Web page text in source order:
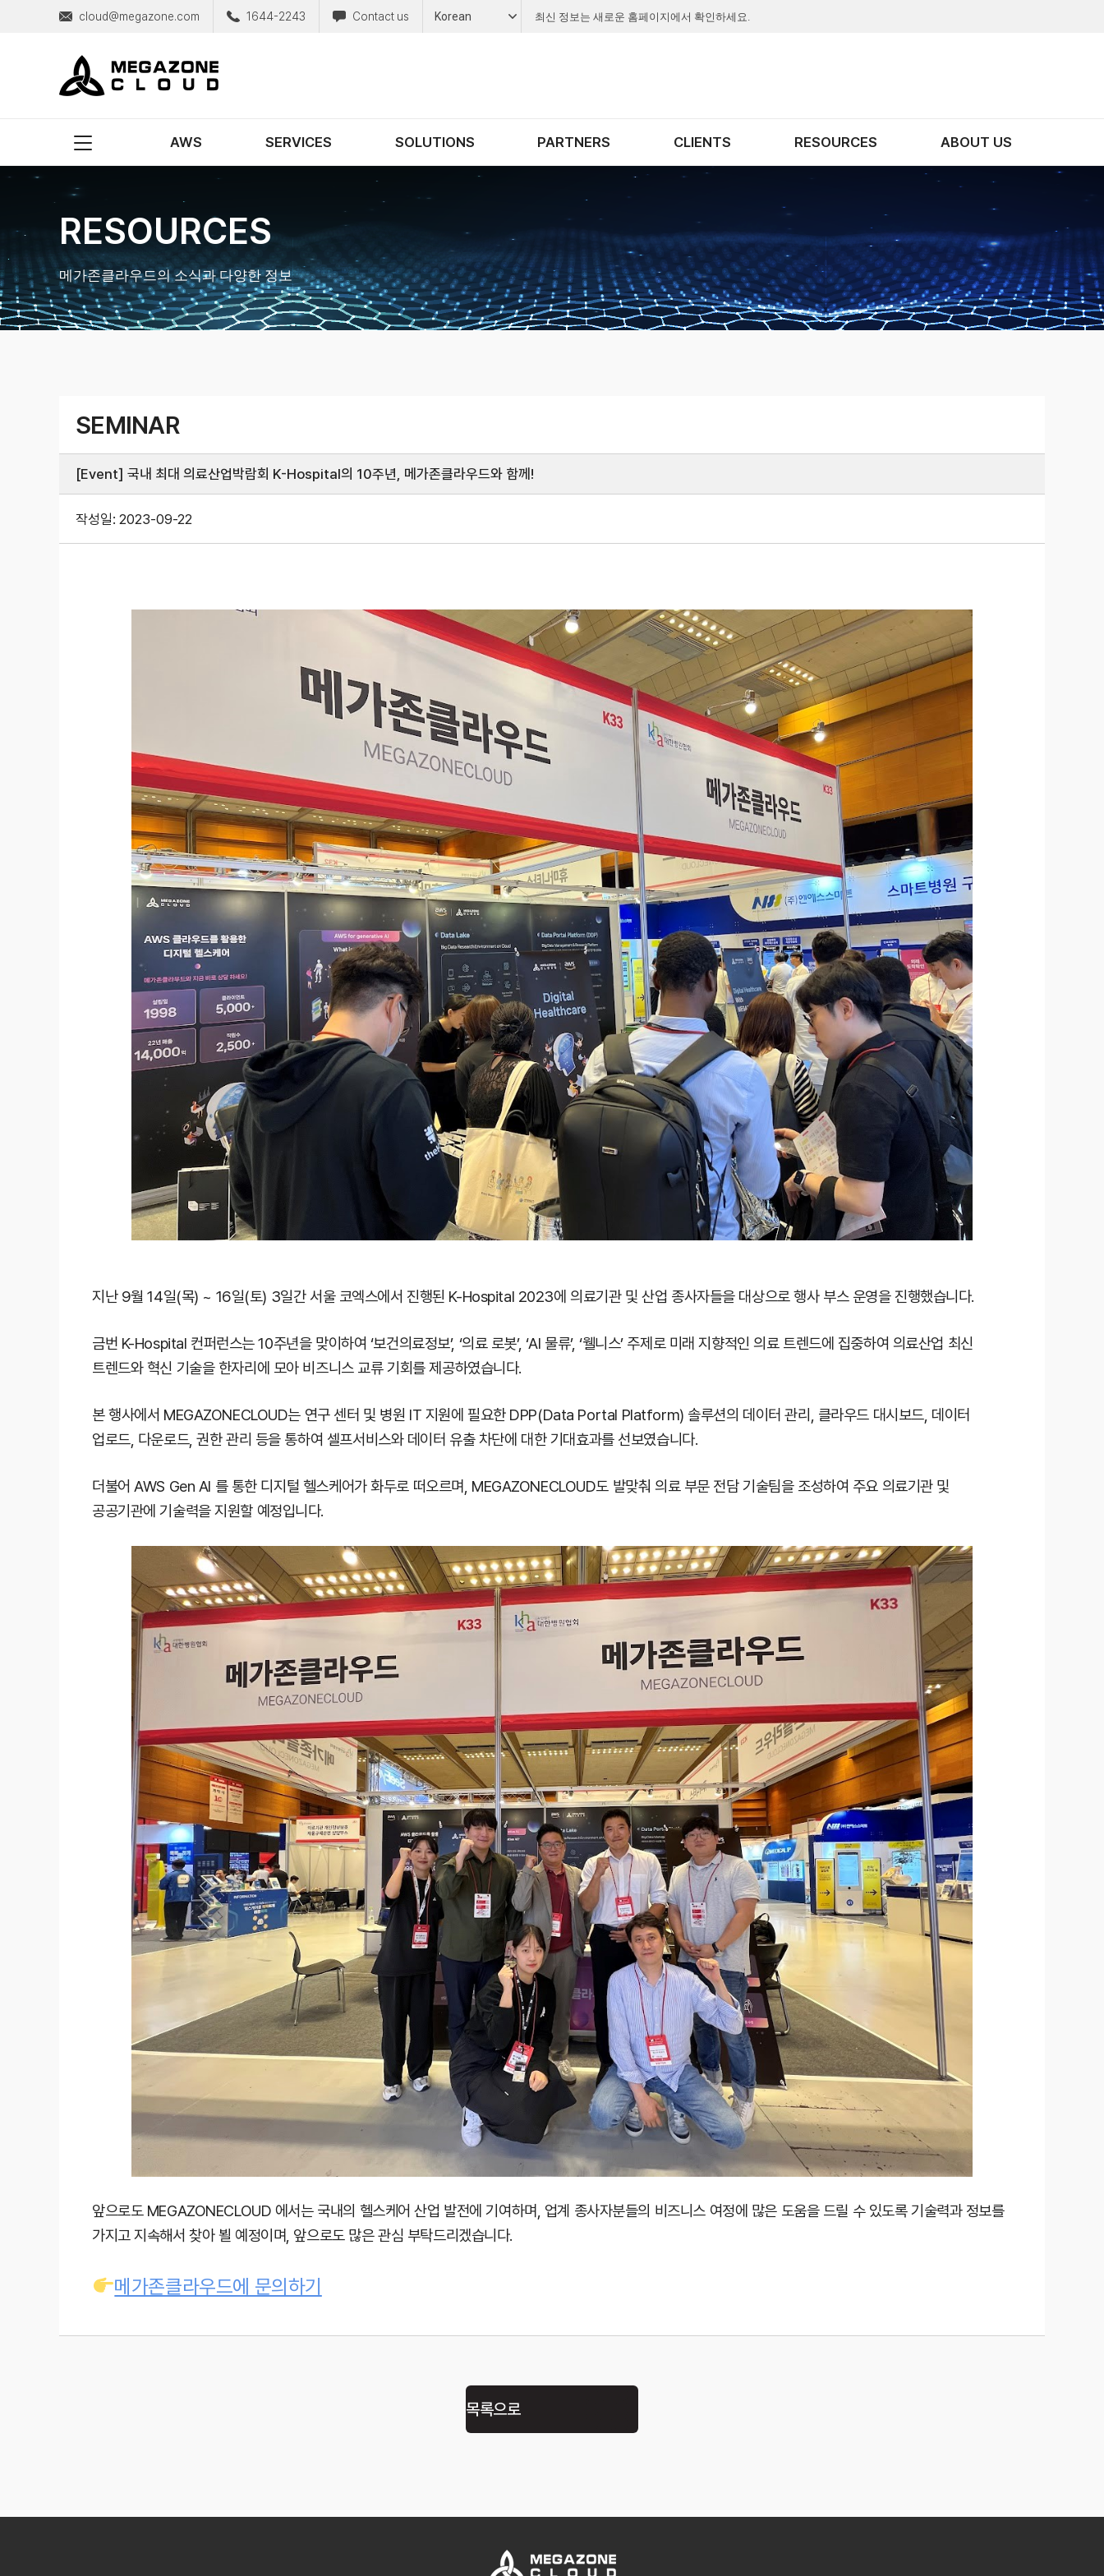
cloud@megazone.com 1644-2243 Contact us Korean 최신 정보는 새로운 홈페이지에서 확인하세요.
MegazoneCloud
디지털 전문 기업, 메가존클라우드
AWS SERVICES SOLUTIONS PARTNERS CLIENTS RESOURCES ABOUT US
RESOURCES
메가존클라우드의 소식과 다양한 정보
SEMINAR
[Event] 국내 최대 의료산업박람회 K-Hospital의 10주년, 메가존클라우드와 함께!
작성일: 2023-09-22
지난 9월 14일(목) ~ 16일(토) 3일간 서울 코엑스에서 진행된 K-Hospital 2023에 의료기관 및 산업 종사자들을 대상으로 행사 부스 운영을 진행했습니다.
금번 K-Hospital 컨퍼런스는 10주년을 맞이하여 ‘보건의료정보’, ‘의료 로봇’, ‘AI 물류’, ‘웰니스’ 주제로 미래 지향적인 의료 트렌드에 집중하여 의료산업 최신
트렌드와 혁신 기술을 한자리에 모아 비즈니스 교류 기회를 제공하였습니다.
본 행사에서 MEGAZONECLOUD는 연구 센터 및 병원 IT 지원에 필요한 DPP(Data Portal Platform) 솔루션의 데이터 관리, 클라우드 대시보드, 데이터
업로드, 다운로드, 권한 관리 등을 통하여 셀프서비스와 데이터 유출 차단에 대한 기대효과를 선보였습니다.
더불어 AWS Gen AI 를 통한 디지털 헬스케어가 화두로 떠오르며, MEGAZONECLOUD도 발맞춰 의료 부문 전담 기술팀을 조성하여 주요 의료기관 및
공공기관에 기술력을 지원할 예정입니다.
앞으로도 MEGAZONECLOUD 에서는 국내의 헬스케어 산업 발전에 기여하며, 업계 종사자분들의 비즈니스 여정에 많은 도움을 드릴 수 있도록 기술력과 정보를
가지고 지속해서 찾아 뵐 예정이며, 앞으로도 많은 관심 부탁드리겠습니다.
메가존클라우드에 문의하기